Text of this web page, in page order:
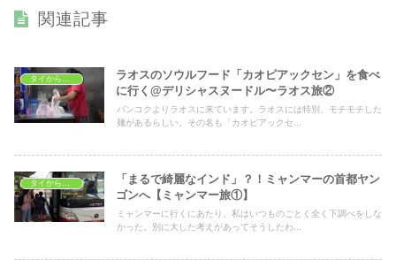
関連記事
タイから海外へ
ラオスのソウルフード「カオピアックセン」を食べ
に行く@デリシャスヌードル〜ラオス旅②
バンコクよりラオスに来ています。ラオスには特別、モチモチした
麺があるらしい。その名も「カオピアックセ...
「まるで綺麗なインド」？！ミャンマーの首都ヤン
ゴンへ【ミャンマー旅①】
ミャンマーに行くにあたり、私はいつものごとく全く下調べをしな
かった。別に大した考えがあってそうしたわ...